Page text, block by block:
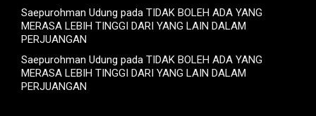
Saepurohman Udung pada TIDAK BOLEH ADA YANG
MERASA LEBIH TINGGI DARI YANG LAIN DALAM
PERJUANGAN
Saepurohman Udung pada TIDAK BOLEH ADA YANG
MERASA LEBIH TINGGI DARI YANG LAIN DALAM
PERJUANGAN